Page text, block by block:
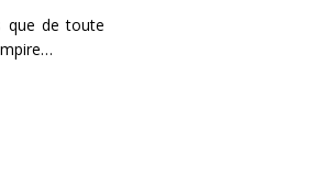
que de toute